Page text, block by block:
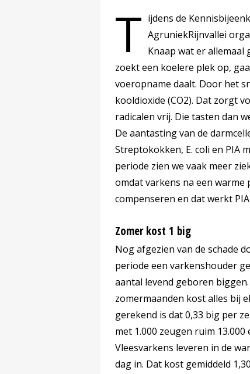
T ijdens de
AgruniekRijnvallei
Knaap wat er
zoekt een koelere plek op,
voeropname daalt. Door het
kooldioxide (CO2). Dat zorgt
radicalen vrij. Die tasten dan
De aantasting van de
Streptokokken, E. coli en PIA
periode zien we vaak meer
omdat varkens na een
compenseren en dat werkt
Zomer kost 1 big
Nog afgezien van de schade
periode een varkenshouder
aantal levend geboren
zomermaanden kost alles bij
gerekend is dat 0,33 big per
met 1.000 zeugen ruim
Vleesvarkens leveren in de
dag in. Dat kost gemiddeld